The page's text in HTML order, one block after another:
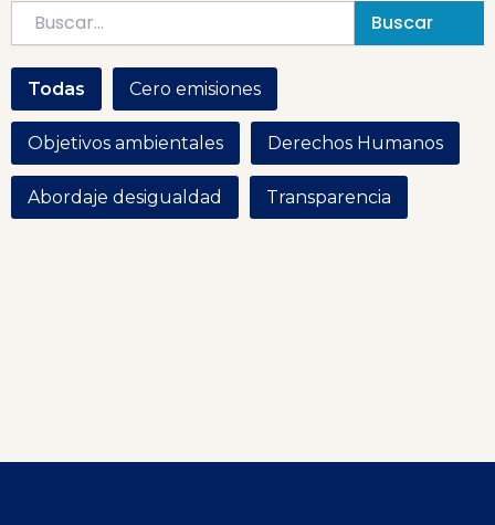
Buscar
Todas Cero emisiones
Objetivos ambientales Derechos Humanos
Abordaje desigualdad Transparencia